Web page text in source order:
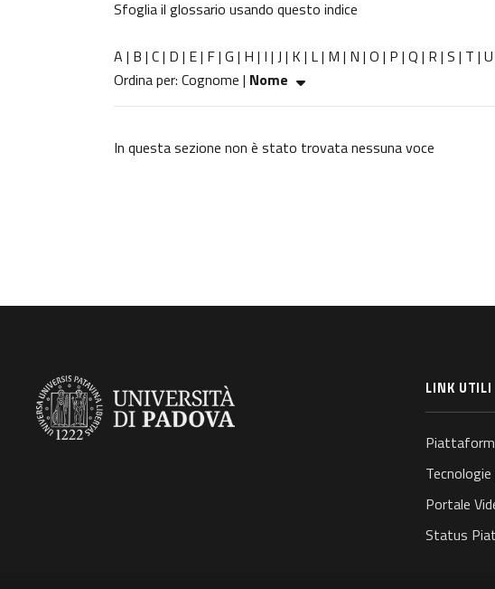
Sfoglia il glossario usando questo indice
A | B | C| D | E| F| G | H | I | J | K | L| M | N | O | P | Q | R | S | T | U
Ordinato per Nome crescente
Ordina per: Cognome | Nome
In questa sezione non è stato trovata nessuna voce
LINK UTILI
Portale
Status